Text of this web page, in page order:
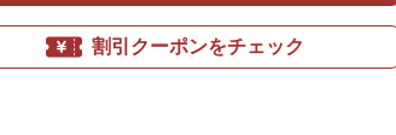
割引クーポンをチェック